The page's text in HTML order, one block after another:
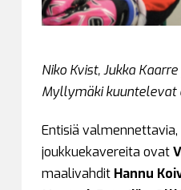
Niko Kvist, Jukka
Myllymäki kuuntelevat
Entisiä valmennettavia,
joukkuekavereita ovat
maalivahdit Hannu